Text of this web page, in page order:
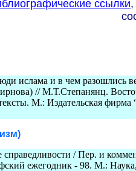
ссылки,
ислама и в чем разошлись
// М.Т.Степанянц.
М.: Издательская фирма
справедливости / Пер. и
ежегодник - 98. М.: